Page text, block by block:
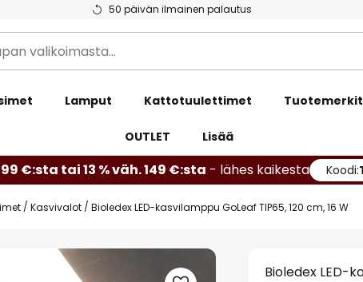
50 päivän ilmainen palautus
Lamput Kattotuulettimet Tuotemerkit
OUTLET Lisää
€:sta tai 13 % väh. 149 €:sta - lähes kaikesta Koodi:
Kasvivalot Bioledex LED-kasvilamppu GoLeaf TIP65, 120 cm, 16 W
Bioledex LED-